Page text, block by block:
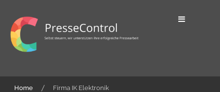
content
PresseControl
erfolgreiche Pressearbeit
Home Firma IK Elektronik